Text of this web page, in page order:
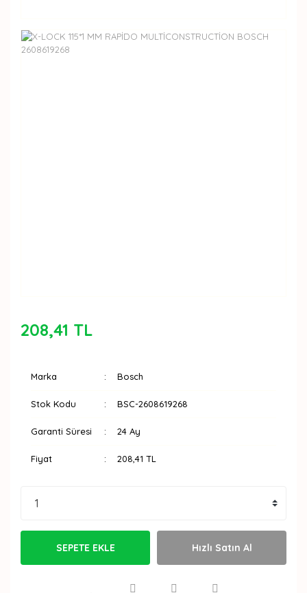
208,41 TL
Marka Bosch
Stok Kodu BSC-2608619268
Garanti Süresi 24 Ay
Fiyat 208,41 TL
SEPETE EKLE Hızlı Satın Al